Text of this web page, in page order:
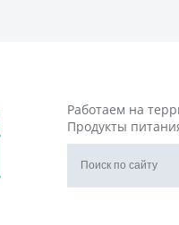
Работаем на
Продукты